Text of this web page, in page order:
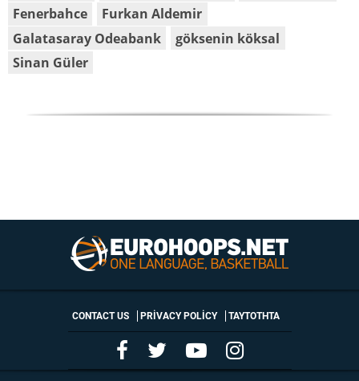
Fenerbahce
Furkan Aldemir
Galatasaray Odeabank
göksenin köksal
Sinan Güler
CONTACT US PRIVACY POLICY ΤΑΥΤΟΤΗΤΑ